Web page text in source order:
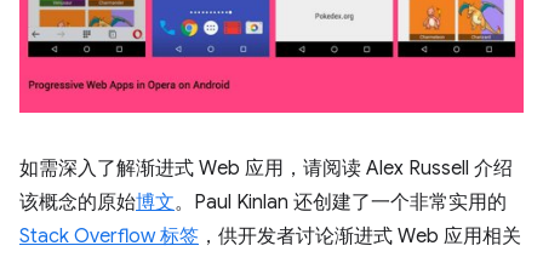
如需深入了解渐进式 Web 应用，请阅读 Alex Russell 介绍
该概念的原始博文。Paul Kinlan 还创建了一个非常实用的
Stack Overflow 标签 ，供开发者讨论渐进式 Web 应用相关